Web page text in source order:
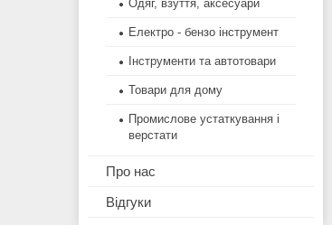
Одяг, взуття, аксесуари
Електро - бензо інструмент
Інструменти та автотовари
Товари для дому
Промислове устаткування і
верстати
Про нас
Відгуки